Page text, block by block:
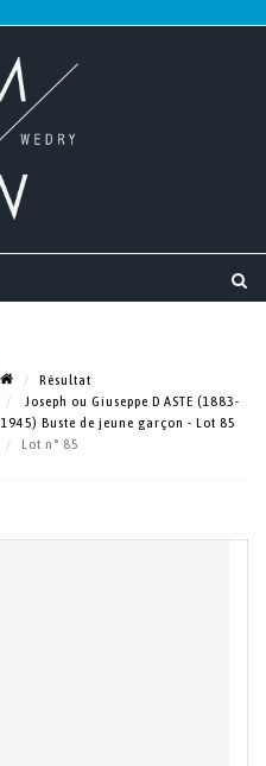
Résultat
Joseph ou Giuseppe D ASTE (1883-
1945) Buste de jeune garçon - Lot 85
Lot n° 85